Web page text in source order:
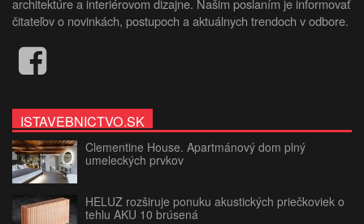
architektúre a interiérovom dizajne. Našim poslaním je informovať
čitateľov o novinkách, postupoch a aktuálnych trendoch v odbore.
ISTAVEBNICTVO.SK
Clementine House. Apartmánový dom plný
umeleckých prvkov
HELUZ rozširuje ponuku akustických priečkoviek o
tehlu AKU 10 brúsená